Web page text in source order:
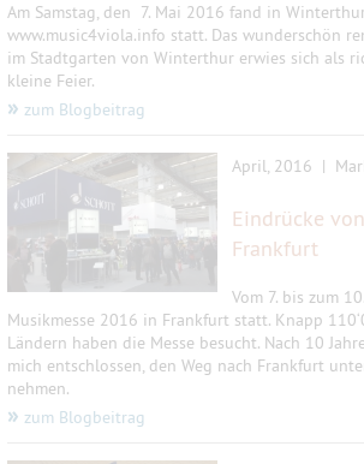
Am Samstag, den 7. Mai 2016 fand in
www.music4viola.info statt. Das wunderschön
im Stadtgarten von Winterthur erwies sich als
kleine Feier.
» zum Blogbeitrag
April, 2016 |
Eindrücke
Frankfurt
Vom 7. bis zum
Musikmesse 2016 in Frankfurt statt. Knapp
Ländern haben die Messe besucht. Nach 10
mich entschlossen, den Weg nach Frankfurt
nehmen.
» zum Blogbeitrag